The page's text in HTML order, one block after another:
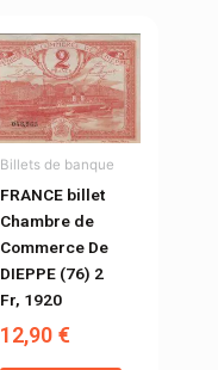
Billets de banque
FRANCE billet
Chambre de
Commerce De
DIEPPE (76) 2
Fr, 1920
12,90€